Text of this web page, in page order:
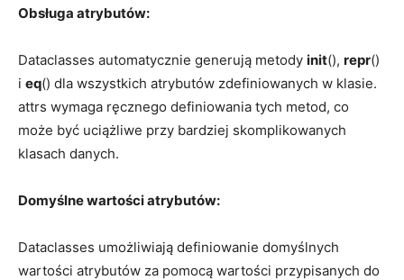
Obsługa ‍atrybutów:
Dataclasses automatycznie generują metody init(), repr()
i eq() ‍dla ⁤wszystkich atrybutów zdefiniowanych w klasie.‌
attrs wymaga ręcznego definiowania tych metod,⁣ co
⁢może być uciążliwe przy bardziej⁤ skomplikowanych
klasach⁤ danych.
Domyślne wartości ‍atrybutów:
Dataclasses umożliwiają definiowanie domyślnych⁢
wartości atrybutów za pomocą wartości ‌przypisanych do